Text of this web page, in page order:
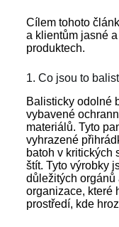
Cílem tohoto
a klientům jasné
produktech.
1. Co jsou to
Balisticky odolné
vybavené
materiálů. Tyto
vyhrazené
batoh v kritických
štít. Tyto výrobky
důležitých
organizace, které
prostředí, kde